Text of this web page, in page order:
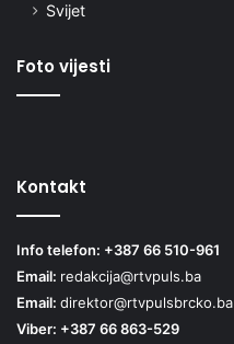
Svijet
Foto vijesti
Kontakt
Info telefon: +387 66 510-961
Email: redakcija@rtvpuls.ba
Email: direktor@rtvpulsbrcko.ba
Viber: +387 66 863-529